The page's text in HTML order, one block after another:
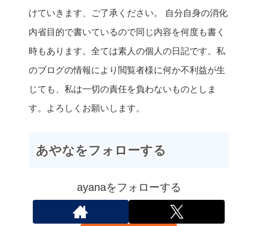
けていきます、ご了承ください。 自分自身の消化
内省目的で書いているので同じ内容を何度も書く
時もあります。全ては素人の個人の日記です。私
のブログの情報により閲覧者様に何か不利益が生
じても、私は一切の責任を負わないものとしま
す。よろしくお願いします。
あやなをフォローする
ayanaをフォローする